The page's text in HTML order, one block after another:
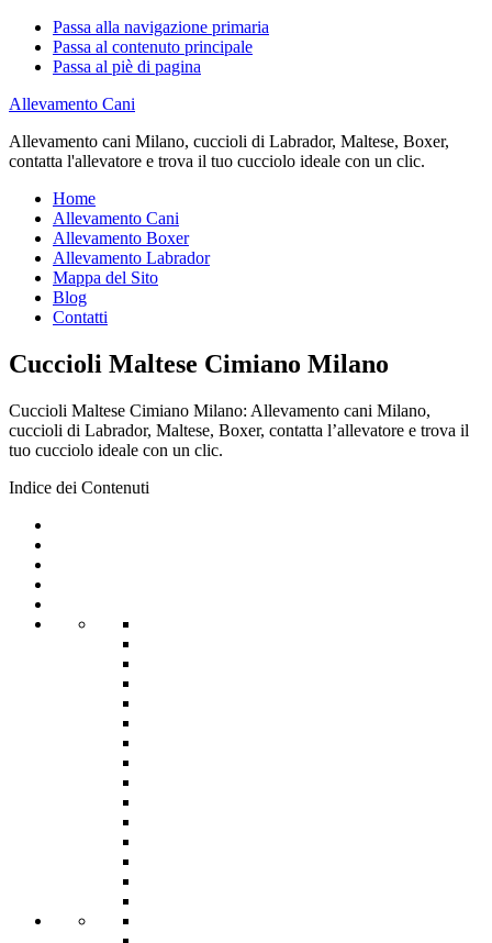
Passa alla navigazione primaria
Passa al contenuto principale
Passa al piè di pagina
Allevamento Cani
Allevamento cani Milano, cuccioli di Labrador, Maltese, Boxer,
contatta l'allevatore e trova il tuo cucciolo ideale con un clic.
Home
Allevamento Cani
Allevamento Boxer
Allevamento Labrador
Mappa del Sito
Blog
Contatti
Cuccioli Maltese Cimiano Milano
Cuccioli Maltese Cimiano Milano: Allevamento cani Milano,
cuccioli di Labrador, Maltese, Boxer, contatta l’allevatore e trova il
tuo cucciolo ideale con un clic.
Indice dei Contenuti